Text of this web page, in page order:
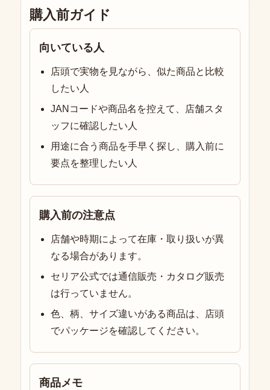
購入前ガイド
向いている人
店頭で実物を見ながら、似た商品と比較
したい人
JANコードや商品名を控えて、店舗スタ
ッフに確認したい人
用途に合う商品を手早く探し、購入前に
要点を整理したい人
購入前の注意点
店舗や時期によって在庫・取り扱いが異
なる場合があります。
セリア公式では通信販売・カタログ販売
は行っていません。
色、柄、サイズ違いがある商品は、店頭
でパッケージを確認してください。
商品メモ